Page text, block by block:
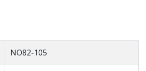
NO82-105